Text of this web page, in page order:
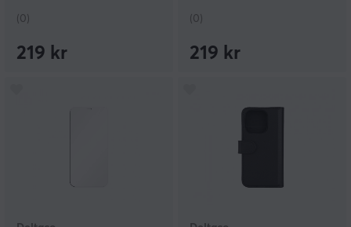
(0)
219 kr
(0)
219 kr